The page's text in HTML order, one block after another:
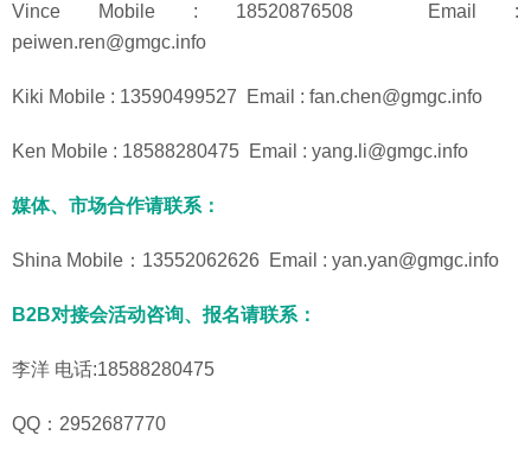
Vince Mobile : 18520876508 Email :
peiwen.ren@gmgc.info
Kiki Mobile : 13590499527 Email : fan.chen@gmgc.info
Ken Mobile : 18588280475 Email : yang.li@gmgc.info
媒体、市场合作请联系：
Shina Mobile：13552062626 Email : yan.yan@gmgc.info
B2B对接会活动咨询、报名请联系：
李洋 电话:18588280475
QQ：2952687770